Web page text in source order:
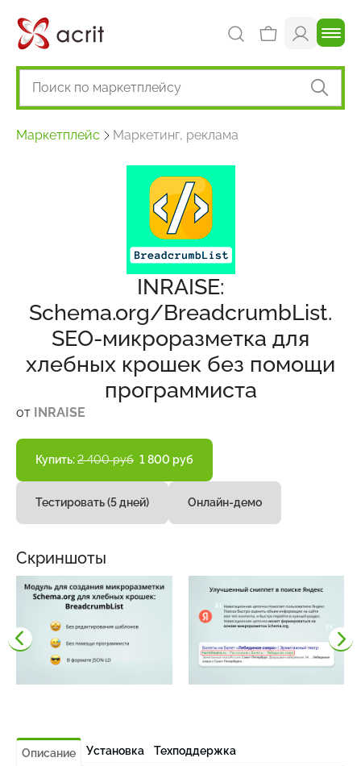
Маркетплейс Маркетинг, реклама
INRAISE:
Schema.org/BreadcrumbList.
SEO-микроразметка для
хлебных крошек без помощи
программиста
от INRAISE
Купить:2 400 руб 1 800 руб
Тестировать (5 дней) Онлайн-демо
Скриншоты
Описание Установка Техподдержка